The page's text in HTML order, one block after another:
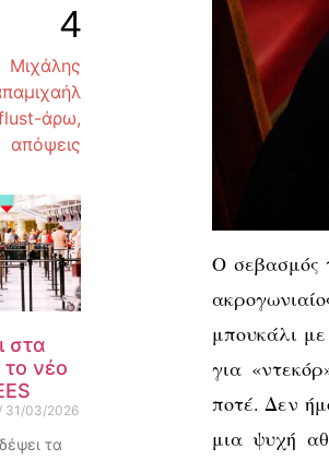
4
Μιχάλης
άρω,
απόψεις
στα
το νέο
31/03/2026
τα
Ο σεβασμός
μπουκάλι
για
ποτέ. Δεν
μια ψυχή